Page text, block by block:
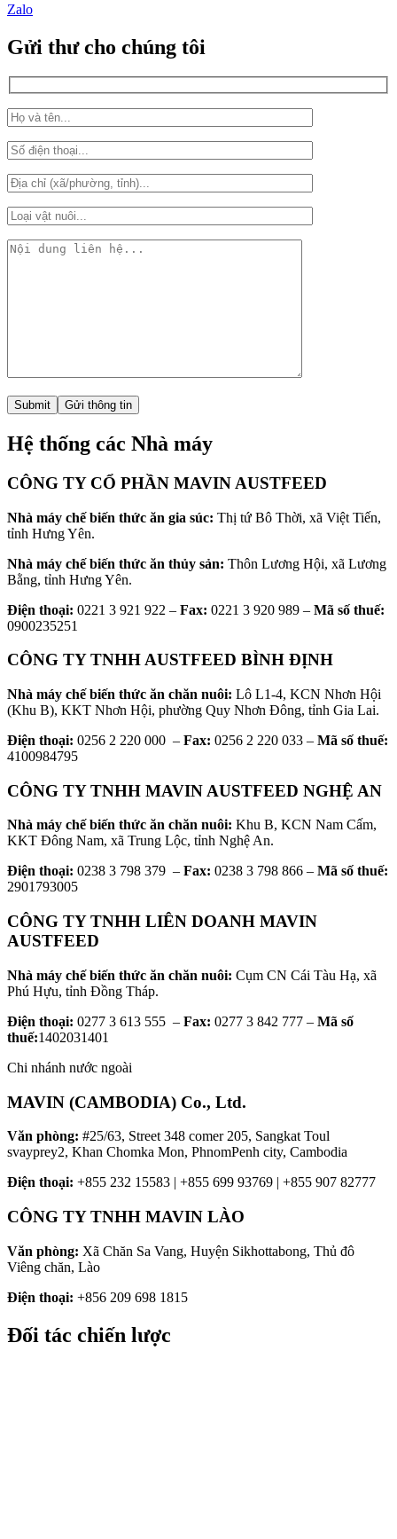
Zalo
Gửi thư cho chúng tôi
Gửi thông tin
Hệ thống các Nhà máy
CÔNG TY CỔ PHẦN MAVIN AUSTFEED
Nhà máy chế biến thức ăn gia súc: Thị tứ Bô Thời, xã Việt Tiến,
tỉnh Hưng Yên.
Nhà máy chế biến thức ăn thủy sản: Thôn Lương Hội, xã Lương
Bằng, tỉnh Hưng Yên.
Điện thoại: 0221 3 921 922 – Fax: 0221 3 920 989 – Mã số thuế:
0900235251
CÔNG TY TNHH AUSTFEED BÌNH ĐỊNH
Nhà máy chế biến thức ăn chăn nuôi: Lô L1-4, KCN Nhơn Hội
(Khu B), KKT Nhơn Hội, phường Quy Nhơn Đông, tỉnh Gia Lai.
Điện thoại: 0256 2 220 000 – Fax: 0256 2 220 033 – Mã số thuế:
4100984795
CÔNG TY TNHH MAVIN AUSTFEED NGHỆ AN
Nhà máy chế biến thức ăn chăn nuôi: Khu B, KCN Nam Cấm,
KKT Đông Nam, xã Trung Lộc, tỉnh Nghệ An.
Điện thoại: 0238 3 798 379 – Fax: 0238 3 798 866 – Mã số thuế:
2901793005
CÔNG TY TNHH LIÊN DOANH MAVIN
AUSTFEED
Nhà máy chế biến thức ăn chăn nuôi: Cụm CN Cái Tàu Hạ, xã
Phú Hựu, tỉnh Đồng Tháp.
Điện thoại: 0277 3 613 555 – Fax: 0277 3 842 777 – Mã số
thuế:1402031401
Chi nhánh nước ngoài
MAVIN (CAMBODIA) Co., Ltd.
Văn phòng: #25/63, Street 348 comer 205, Sangkat Toul
svayprey2, Khan Chomka Mon, PhnomPenh city, Cambodia
Điện thoại: +855 232 15583 | +855 699 93769 | +855 907 82777
CÔNG TY TNHH MAVIN LÀO
Văn phòng: Xã Chăn Sa Vang, Huyện Sikhottabong, Thủ đô
Viêng chăn, Lào
Điện thoại: +856 209 698 1815
Đối tác chiến lược